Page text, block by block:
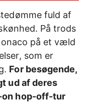
fuld af
På trods
på et væld
som er
For besøgende,
ud af deres
on hop-off-tur